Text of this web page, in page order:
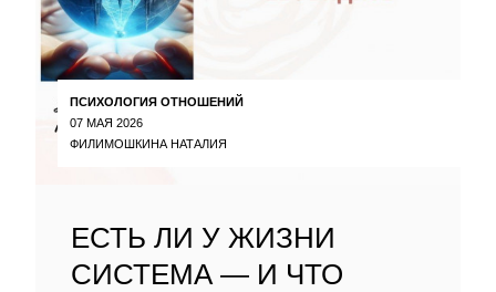
ПСИХОЛОГИЯ ОТНОШЕНИЙ
07 МАЯ 2026
ФИЛИМОШКИНА НАТАЛИЯ
ЕСТЬ ЛИ У ЖИЗНИ
СИСТЕМА — И ЧТО